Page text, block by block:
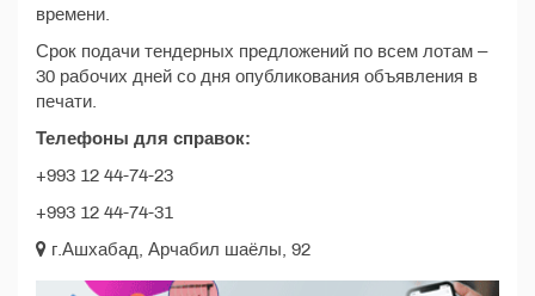
времени.
Срок подачи тендерных предложений по всем лотам –
30 рабочих дней со дня опубликования объявления в
печати.
Телефоны для справок:
+993 12 44-74-23
+993 12 44-74-31
г.Ашхабад, Арчабил шаёлы, 92